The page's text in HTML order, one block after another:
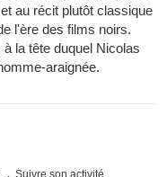
au récit plutôt classique
l'ère des films noirs.
la tête duquel Nicolas
araignée.